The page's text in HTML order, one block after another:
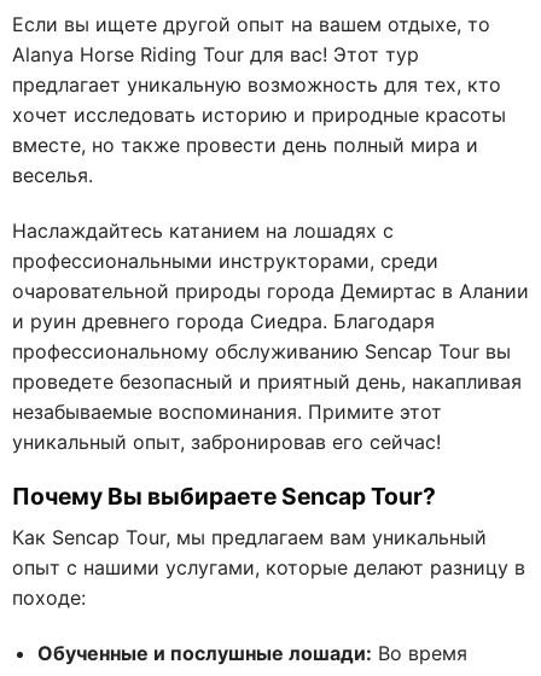
Если вы ищете другой опыт на вашем отдыхе, то
Alanya Horse Riding Tour для вас! Этот тур
предлагает уникальную возможность для тех, кто
хочет исследовать историю и природные красоты
вместе, но также провести день полный мира и
веселья.
Наслаждайтесь катанием на лошадях с
профессиональными инструкторами, среди
очаровательной природы города Демиртас в Алании
и руин древнего города Сиедра. Благодаря
профессиональному обслуживанию Sencap Tour вы
проведете безопасный и приятный день, накапливая
незабываемые воспоминания. Примите этот
уникальный опыт, забронировав его сейчас!
Почему Вы выбираете Sencap Tour?
Как Sencap Tour, мы предлагаем вам уникальный
опыт с нашими услугами, которые делают разницу в
походе:
Обученные и послушные лошади: Во время